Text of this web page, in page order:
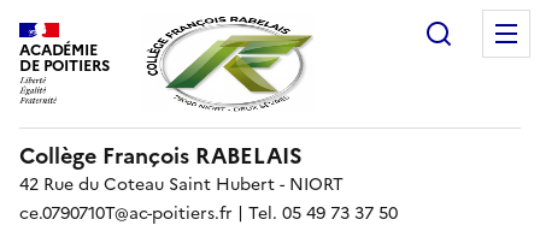
ACADÉMIE
DE POITIERS
Collège François RABELAIS
42 Rue du Coteau Saint Hubert - NIORT
ce.0790710T@ac-poitiers.fr | Tel. 05 49 73 37 50